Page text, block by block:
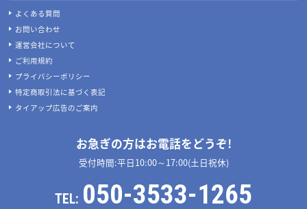
よくある質問
お問い合わせ
運営会社について
ご利用規約
プライバシーポリシー
特定商取引法に基づく表記
タイアップ広告のご案内
お急ぎの方はお電話をどうぞ!
受付時間:平日10:00～17:00(土日祝休)
TEL: 050-3533-1265